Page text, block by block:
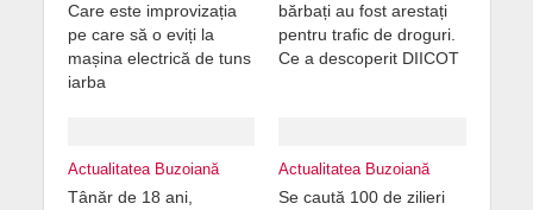
Care este improvizația
pe care să o eviți la
mașina electrică de tuns
iarba
bărbați au fost arestați
pentru trafic de droguri.
Ce a descoperit DIICOT
Actualitatea Buzoiană
Tânăr de 18 ani,
Actualitatea Buzoiană
Se caută 100 de zilieri